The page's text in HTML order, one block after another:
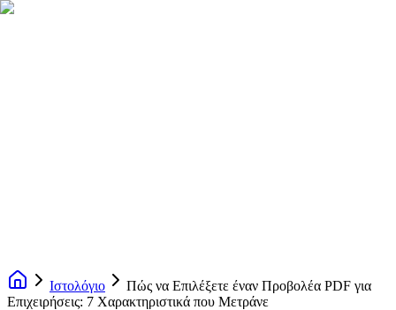
Ιστολόγιο
Πώς να Επιλέξετε έναν Προβολέα PDF για
Επιχειρήσεις: 7 Χαρακτηριστικά που Μετράνε